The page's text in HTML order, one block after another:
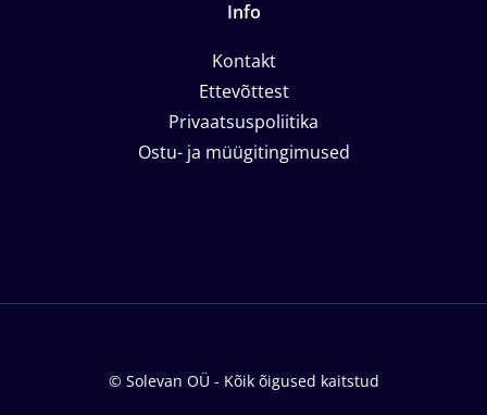
Info
Kontakt
Ettevõttest
Privaatsuspoliitika
Ostu- ja müügitingimused
© Solevan OÜ - Kõik õigused kaitstud